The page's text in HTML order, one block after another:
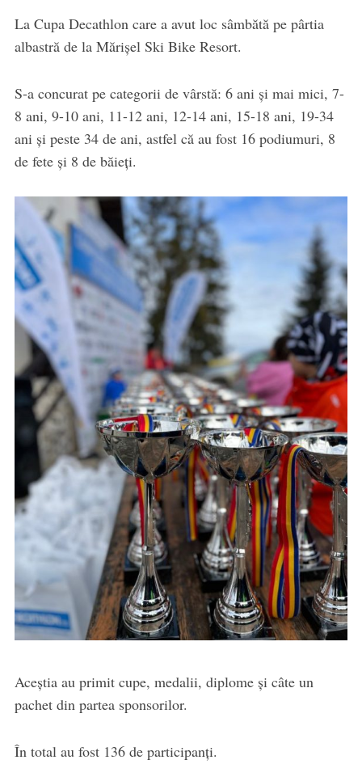
La Cupa Decathlon care a avut loc sâmbătă pe pârtia
albastră de la Mărișel Ski Bike Resort.
S-a concurat pe categorii de vârstă: 6 ani și mai mici, 7-
8 ani, 9-10 ani, 11-12 ani, 12-14 ani, 15-18 ani, 19-34
ani și peste 34 de ani, astfel că au fost 16 podiumuri, 8
de fete și 8 de băieți.
Aceștia au primit cupe, medalii, diplome și câte un
pachet din partea sponsorilor.
În total au fost 136 de participanți.